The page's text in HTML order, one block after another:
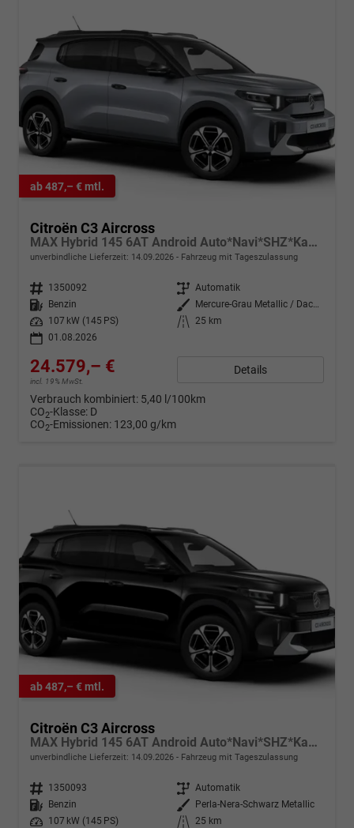
ab 487,– € mtl.
Citroën C3 Aircross
MAX Hybrid 145 6AT Android Auto*Navi*SHZ*Kamera*Totwinkel*Keyless*17"*Klimaauto
unverbindliche Lieferzeit: 14.09.2026 Fahrzeug mit Tageszulassung
Fahrzeugnr. 1350092 Getriebe Automatik
Kraftstoff
Benzin Außenfarbe
Mercure-Grau Metallic / Dach Schwarz
Leistung
107 kW (145 PS) Kilometerstand
25 km
01.08.2026
24.579,– €
incl. 19% MwSt.
Details
Verbrauch kombiniert: 5,40 l/100km
CO2-Klasse: D
CO2-Emissionen: 123,00 g/km
ab 487,– € mtl.
Citroën C3 Aircross
MAX Hybrid 145 6AT Android Auto*Navi*SHZ*Kamera*Totwinkel*Keyless*17"*Klimaauto
unverbindliche Lieferzeit: 14.09.2026 Fahrzeug mit Tageszulassung
Fahrzeugnr. 1350093 Getriebe Automatik
Kraftstoff
Benzin Außenfarbe
Perla-Nera-Schwarz Metallic
Leistung
107 kW (145 PS) Kilometerstand
25 km